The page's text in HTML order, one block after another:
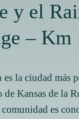
y el
– Km
la ciudad más
de Kansas de la
comunidad es